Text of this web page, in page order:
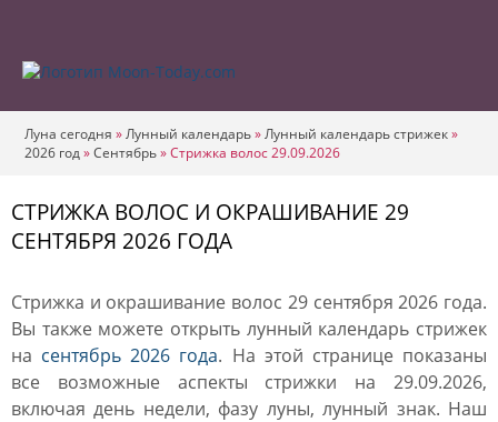
Луна сегодня »Лунный календарь»Лунный календарь стрижек»
2026 год»Сентябрь»Стрижка волос 29.09.2026
СТРИЖКА ВОЛОС И ОКРАШИВАНИЕ 29
СЕНТЯБРЯ 2026 ГОДА
Стрижка и окрашивание волос 29 сентября 2026 года.
Вы также можете открыть лунный календарь стрижек
на сентябрь 2026 года. На этой странице показаны
все возможные аспекты стрижки на 29.09.2026,
включая день недели, фазу луны, лунный знак. Наш